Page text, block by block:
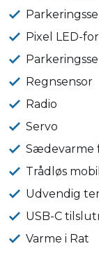
Pixel LED-
Regnsensor
Radio
Servo
Sædevarme
Trådløs
Udvendig
USB-C
Varme i Rat